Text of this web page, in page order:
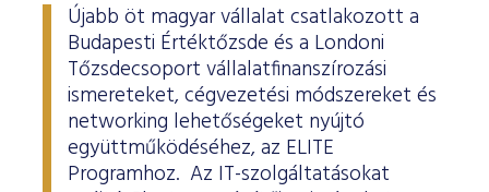
Újabb öt magyar vállalat csatlakozott a
Budapesti Értéktőzsde és a Londoni
Tőzsdecsoport vállalatfinanszírozási
ismereteket, cégvezetési módszereket és
networking lehetőségeket nyújtó
együttműködéséhez, az ELITE
Programhoz. Az IT-szolgáltatásokat